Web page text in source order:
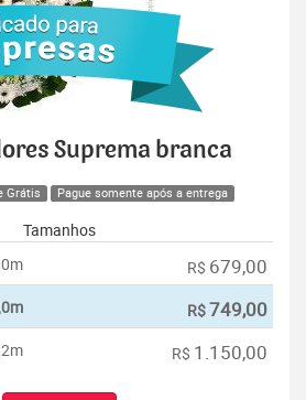
Suprema branca
Grátis Pague somente após a entrega
Tamanhos
R$ 679,00
R$749,00
R$ 1.150,00